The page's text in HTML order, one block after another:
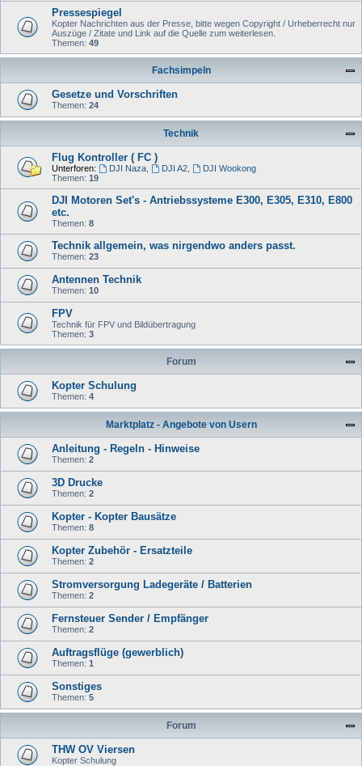
Pressespiegel
Kopter Nachrichten aus der Presse, bitte wegen Copyright / Urheberrecht nur
Auszüge / Zitate und Link auf die Quelle zum weiterlesen.
Themen: 49
Fachsimpeln
Gesetze und Vorschriften
Themen: 24
Technik
Flug Kontroller ( FC )
Unterforen: DJI Naza, DJI A2,
DJI Wookong
Themen: 19
DJI Motoren Set's - Antriebssysteme E300, E305, E310, E800
etc.
Themen: 8
Technik allgemein, was nirgendwo anders passt.
Themen: 23
Antennen Technik
Themen: 10
FPV
Technik für FPV und Bildübertragung
Themen: 3
Forum
Kopter Schulung
Themen: 4
Marktplatz - Angebote von Usern
Anleitung - Regeln - Hinweise
Themen: 2
3D Drucke
Themen: 2
Kopter - Kopter Bausätze
Themen: 8
Kopter Zubehör - Ersatzteile
Themen: 2
Stromversorgung Ladegeräte / Batterien
Themen: 2
Fernsteuer Sender / Empfänger
Themen: 2
Auftragsflüge (gewerblich)
Themen: 1
Sonstiges
Themen: 5
Forum
THW OV Viersen
Kopter Schulung